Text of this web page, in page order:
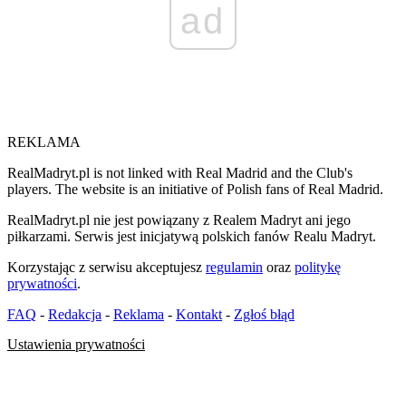
ad
REKLAMA
RealMadryt.pl is not linked with Real Madrid and the Club's
players. The website is an initiative of Polish fans of Real Madrid.
RealMadryt.pl nie jest powiązany z Realem Madryt ani jego
piłkarzami. Serwis jest inicjatywą polskich fanów Realu Madryt.
Korzystając z serwisu akceptujesz regulamin oraz politykę
prywatności.
FAQ - Redakcja - Reklama - Kontakt - Zgłoś błąd
Ustawienia prywatności